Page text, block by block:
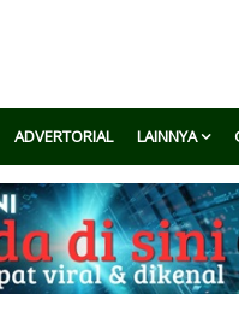
ADVERTORIAL LAINNYA